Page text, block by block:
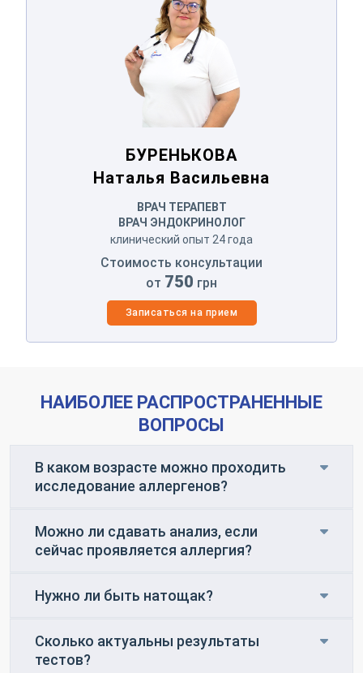
БУРЕНЬКОВА
Наталья Васильевна
ВРАЧ ТЕРАПЕВТ
ВРАЧ ЭНДОКРИНОЛОГ
клинический опыт 24 года
Стоимость консультации
от 750 грн
Записаться на прием
НАИБОЛЕЕ РАСПРОСТРАНЕННЫЕ
ВОПРОСЫ
В каком возрасте можно проходить
исследование аллергенов?
Можно ли сдавать анализ, если
сейчас проявляется аллергия?
Нужно ли быть натощак?
Сколько актуальны результаты
тестов?